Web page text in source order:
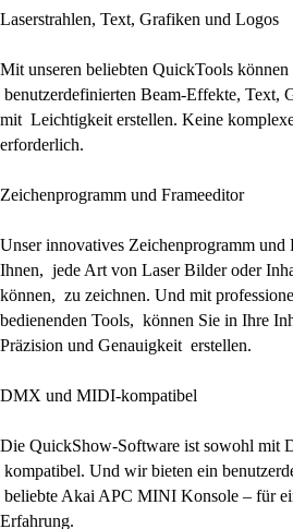
Laserstrahlen, Text, Grafiken und Logos
Mit unseren beliebten QuickTools können
benutzerdefinierten Beam-Effekte, Text,
mit Leichtigkeit erstellen. Keine
erforderlich.
Zeichenprogramm und Frameeditor
Unser innovatives Zeichenprogramm und
Ihnen, jede Art von Laser Bilder oder
können, zu zeichnen. Und mit
bedienenden Tools, können Sie in Ihre
Präzision und Genauigkeit erstellen.
DMX und MIDI-kompatibel
Die QuickShow-Software ist sowohl mit
kompatibel. Und wir bieten ein
beliebte Akai APC MINI Konsole – für
Erfahrung.